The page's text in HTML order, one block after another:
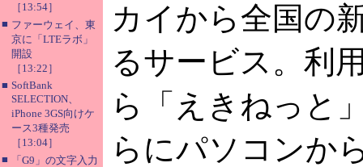
［13:54］
■ ファーウェイ、東
京に「LTEラボ」
開設
［13:22］
■ SoftBank
SELECTION、
iPhone 3GS向けケ
ース3種発売
［13:04］
■
「G9」の文字入力
カイから全国の
るサービス。利
ら「えきねっと
らにパソコンか